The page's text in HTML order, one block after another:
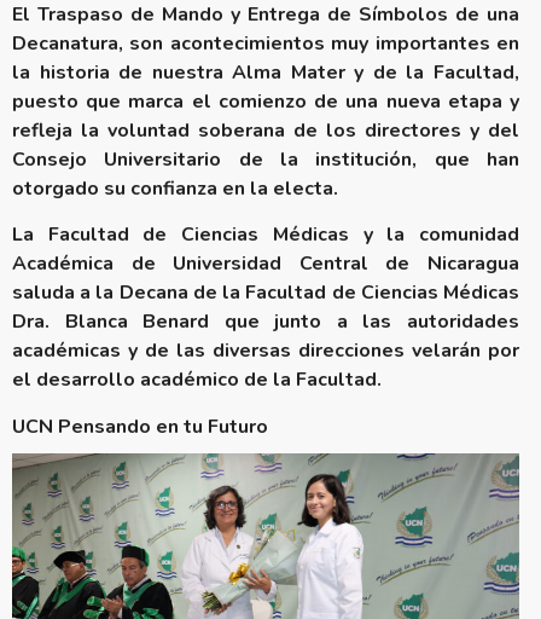
El Traspaso de Mando y Entrega de Símbolos de una
Decanatura, son acontecimientos muy importantes en
la historia de nuestra Alma Mater y de la Facultad,
puesto que marca el comienzo de una nueva etapa y
refleja la voluntad soberana de los directores y del
Consejo Universitario de la institución, que han
otorgado su confianza en la electa.
La Facultad de Ciencias Médicas y la comunidad
Académica de Universidad Central de Nicaragua
saluda a la Decana de la Facultad de Ciencias Médicas
Dra. Blanca Benard que junto a las autoridades
académicas y de las diversas direcciones velarán por
el desarrollo académico de la Facultad.
UCN Pensando en tu Futuro